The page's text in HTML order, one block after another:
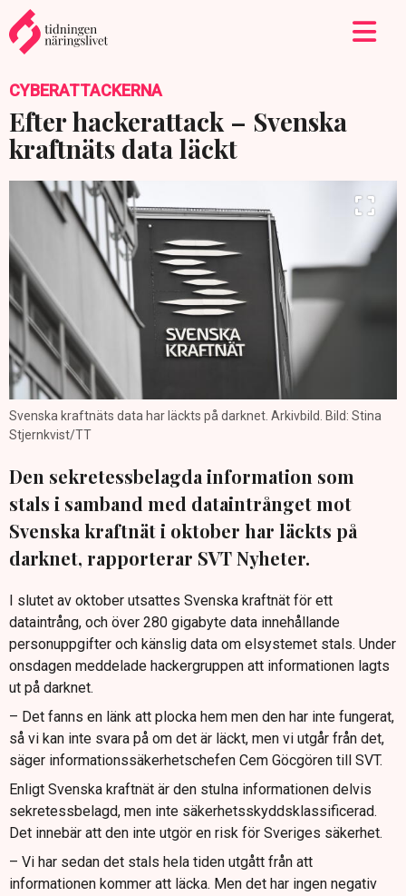
CYBERATTACKERNA
Efter hackerattack – Svenska
kraftnäts data läckt
Svenska kraftnäts data har läckts på darknet. Arkivbild. Bild: Stina
Stjernkvist/TT
Den sekretessbelagda information som
stals i samband med dataintrånget mot
Svenska kraftnät i oktober har läckts på
darknet, rapporterar SVT Nyheter.
I slutet av oktober utsattes Svenska kraftnät för ett
dataintrång, och över 280 gigabyte data innehållande
personuppgifter och känslig data om elsystemet stals. Under
onsdagen meddelade hackergruppen att informationen lagts
ut på darknet.
– Det fanns en länk att plocka hem men den har inte fungerat,
så vi kan inte svara på om det är läckt, men vi utgår från det,
säger informationssäkerhetschefen Cem Göcgören till SVT.
Enligt Svenska kraftnät är den stulna informationen delvis
sekretessbelagd, men inte säkerhetsskyddsklassificerad.
Det innebär att den inte utgör en risk för Sveriges säkerhet.
– Vi har sedan det stals hela tiden utgått från att
informationen kommer att läcka. Men det har ingen negativ